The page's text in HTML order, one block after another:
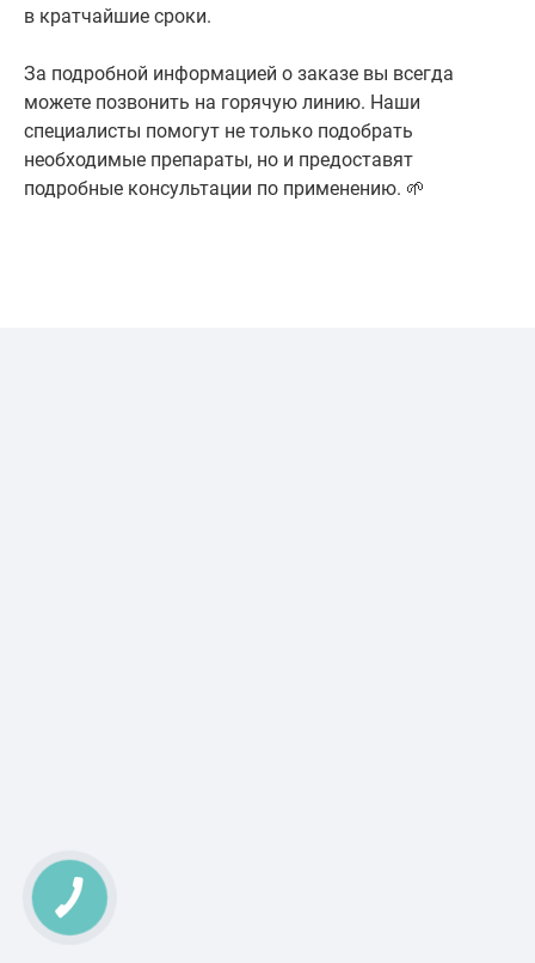
в кратчайшие сроки.
За подробной информацией о заказе вы всегда
можете позвонить на горячую линию. Наши
специалисты помогут не только подобрать
необходимые препараты, но и предоставят
подробные консультации по применению. 🌱